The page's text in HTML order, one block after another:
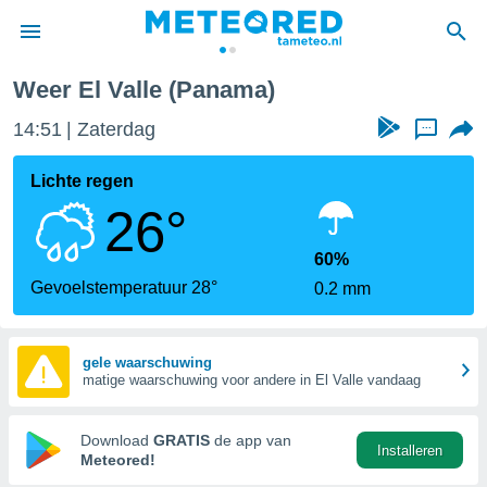
door
verstrekte
hoge
hebt de
voor
op basis
Weer El Valle (Panama)
14:51 Zaterdag ...
Lichte regen
26°
Gevoelstemperatuur 28°
60%
0.2 mm
gele waarschuwing
matige waarschuwing voor andere in El Valle vandaag
Download GRATIS de app van
Meteored!
Installeren